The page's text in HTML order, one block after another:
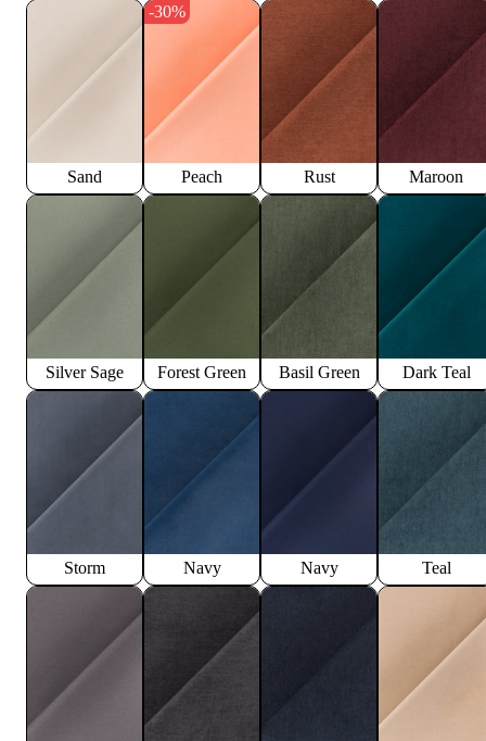
Sand
-30%
Peach Rust Maroon
Silver Sage Forest Green Basil Green Dark Teal
Storm Navy Navy Teal